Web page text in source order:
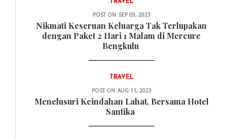
TRAVEL
POST ON SEP 09, 2023
Nikmati Keseruan Keluarga Tak Terlupakan
dengan Paket 2 Hari 1 Malam di Mercure
Bengkulu
TRAVEL
POST ON AUG 11, 2023
Menelusuri Keindahan Lahat, Bersama Hotel
Santika